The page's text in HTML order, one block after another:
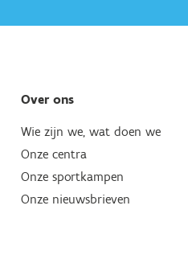
Over ons
Wie zijn we, wat doen we
Onze centra
Onze sportkampen
Onze nieuwsbrieven